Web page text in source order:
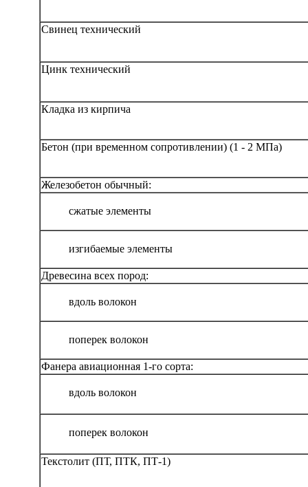
Свинец технический
Цинк технический
Кладка из кирпича
Бетон (при временном сопротивлении) (1 - 2 МПа)
Железобетон обычный:
сжатые элементы
изгибаемые элементы
Древесина всех пород:
вдоль волокон
поперек волокон
Фанера авиационная 1-го сорта:
вдоль волокон
поперек волокон
Текстолит (ПТ, ПТК, ПТ-1)